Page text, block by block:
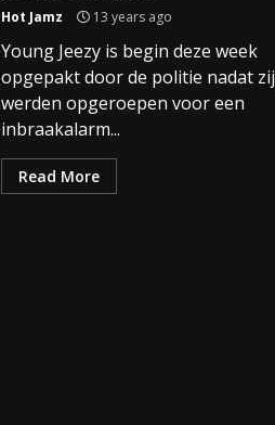
Hot Jamz 13 years ago
Young Jeezy is begin deze week
opgepakt door de politie nadat zij
werden opgeroepen voor een
inbraakalarm...
Read More